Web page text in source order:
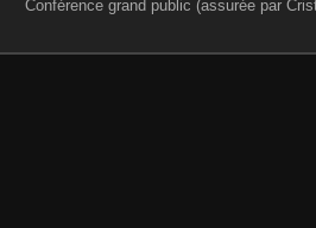
Conférence grand public (assurée par